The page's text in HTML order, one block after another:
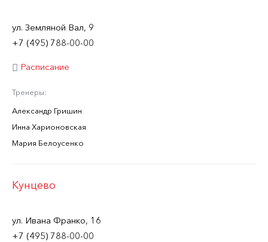
ул. Земляной Вал, 9
+7 (495) 788-00-00
Расписание
Тренеры:
Александр Гришин
Инна Харионовская
Мария Белоусенко
Кунцево
ул. Ивана Франко, 16
+7 (495) 788-00-00